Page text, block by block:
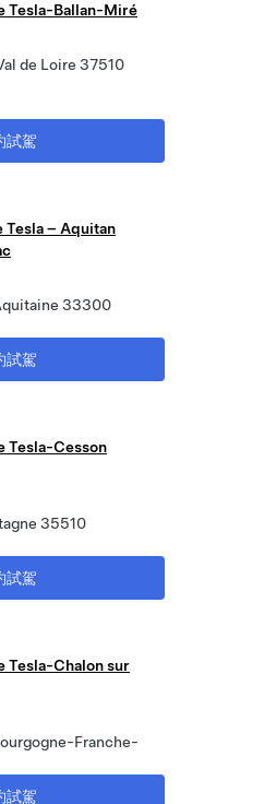
Tesla-Ballan-Miré
de Loire 37510
試駕
– Aquitan
33300
試駕
Tesla-Cesson
35510
試駕
Tesla-Chalon sur
Franche-
試駕